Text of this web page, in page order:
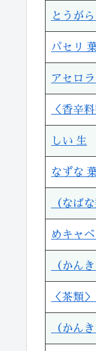
とうが
パセリ
アセロ
＜香辛
しい 生
なずな
（なば
めキャ
（かん
＜茶類
（かん